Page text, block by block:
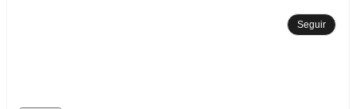
Seguir